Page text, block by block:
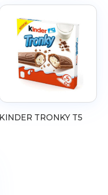
KINDER TRONKY T5